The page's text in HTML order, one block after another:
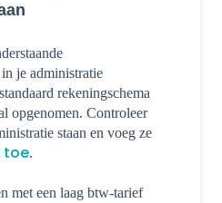
je administratie
rekeningschema
opgenomen. Controleer
staan en voeg ze
toe.
met een laag btw-tarief